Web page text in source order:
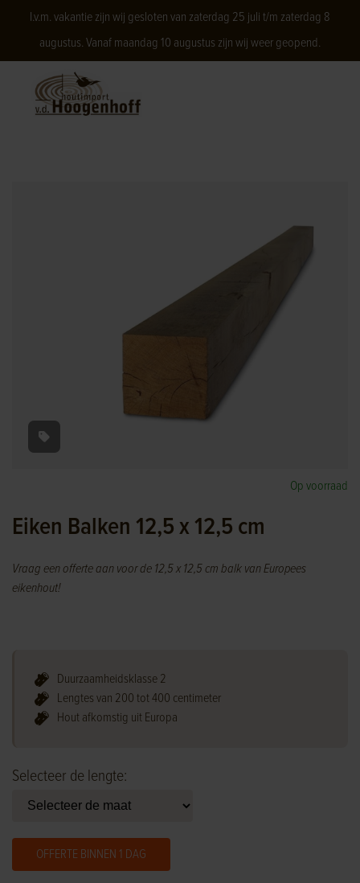
I.v.m. vakantie zijn wij gesloten van zaterdag 25 juli t/m zaterdag 8
augustus. Vanaf maandag 10 augustus zijn wij weer geopend.
Op voorraad
Eiken Balken 12,5 x 12,5 cm
Vraag een offerte aan voor de 12,5 x 12,5 cm balk van Europees
eikenhout!
Duurzaamheidsklasse 2
Lengtes van 200 tot 400 centimeter
Hout afkomstig uit Europa
Selecteer de lengte:
OFFERTE BINNEN 1 DAG